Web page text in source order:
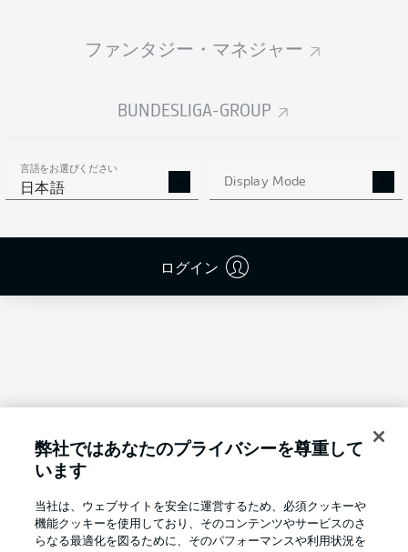
ファンタジー・マネジャー
BUNDESLIGA-GROUP
言語をお選びください
日本語 Display Mode
ログイン
Welcome along and thanks for joining us for build-up
弊社ではあなたのプライバシーを尊重して
います
当社は、ウェブサイトを安全に運営するため、必須クッキーや
機能クッキーを使用しており、そのコンテンツやサービスのさ
らなる最適化を図るために、そのパフォーマンスや利用状況を